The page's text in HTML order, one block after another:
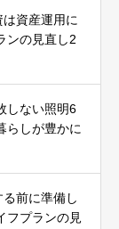
資産運用に
ンの見直し2
しない照明6
らしが豊かに
前に準備し
フプランの見